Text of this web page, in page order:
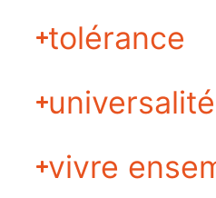
tolérance
universalité
vivre